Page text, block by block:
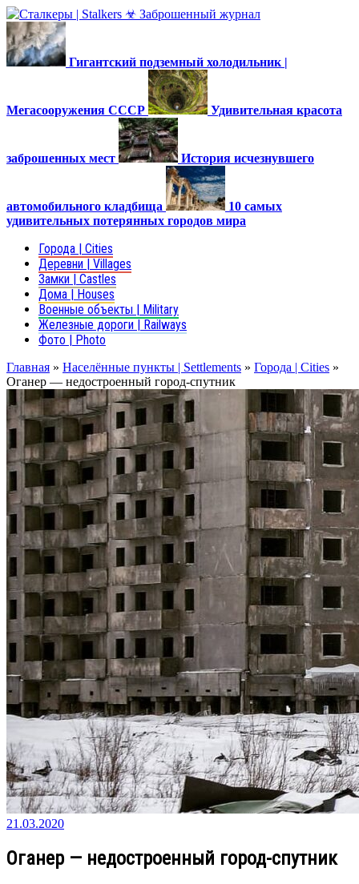
Гигантский подземный холодильник |
Мегасооружения СССР Удивительная красота
заброшенных мест История исчезнувшего
автомобильного кладбища
10 самых
удивительных потерянных городов мира
Города | Cities
Деревни | Villages
Замки | Castles
Дома | Houses
Военные объекты | Military
Железные дороги | Railways
Фото | Photo
Главная » Населённые пункты | Settlements » Города | Cities »
Оганер — недостроенный город-спутник
21.03.2020
Оганер — недостроенный город-спутник